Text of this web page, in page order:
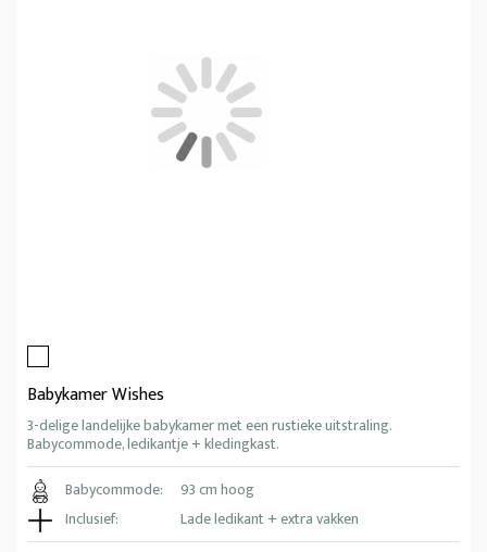
Babykamer Wishes
3-delige landelijke babykamer met een rustieke uitstraling.
Babycommode, ledikantje + kledingkast.
Babycommode:
93 cm hoog
Inclusief:
Lade ledikant + extra vakken